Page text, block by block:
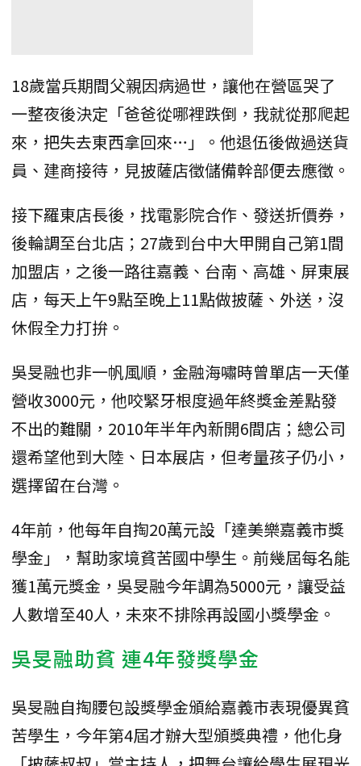
18歲當兵期間父親因病過世，讓他在營區哭了
一整夜後決定「爸爸從哪裡跌倒，我就從那爬起
來，把失去東西拿回來…」。他退伍後做過送貨
員、建商接待，見披薩店徵儲備幹部便去應徵。
接下羅東店長後，找電影院合作、發送折價券，
後輪調至台北店；27歲到台中大甲開自己第1間
加盟店，之後一路往嘉義、台南、高雄、屏東展
店，每天上午9點至晚上11點做披薩、外送，沒
休假全力打拚。
吳旻融也非一帆風順，金融海嘯時曾單店一天僅
營收3000元，他咬緊牙根度過年終獎金差點發
不出的難關，2010年半年內新開6間店；總公司
還希望他到大陸、日本展店，但考量孩子仍小，
選擇留在台灣。
4年前，他每年自掏20萬元設「達美樂嘉義市獎
學金」，幫助家境貧苦國中學生。前幾屆每名能
獲1萬元獎金，吳旻融今年調為5000元，讓受益
人數增至40人，未來不排除再設國小獎學金。
吳旻融助貧 連4年發獎學金
吳旻融自掏腰包設獎學金頒給嘉義市表現優異貧
苦學生，今年第4屆才辦大型頒獎典禮，他化身